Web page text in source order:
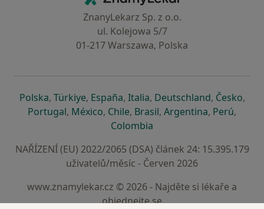
ZnanyLekarz Sp. z o.o.
ul. Kolejowa 5/7
01-217 Warszawa, Polska
Polskase otevře v nové záložce
, Türkiyese otevře v nové záložce
, Españase otevře v nové záložce
, Italiase otevře v nové záložce
, Deutschlandse otevře v
, Českose
,
Portugalse otevře v nové záložce
, Méxicose otevře v nové záložce
, Chilese otevře v nové záložce
, Brasilse otevře v nové
, Argentinase otevře v
, Perúse
,
Colombia
NAŘÍZENÍ (EU) 2022/2065 (DSA) článek 24: 15.395.179
uživatelů/měsíc - Červen 2026
www.znamylekar.cz © 2026 - Najděte si lékaře a
objednejte se